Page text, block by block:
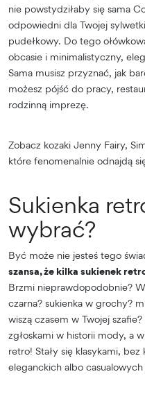
nie powstydziłaby się sama
odpowiedni dla Twojej
pudełkowy. Do tego
obcasie i minimalistyczny,
Sama musisz przyznać, jak
możesz pójść do pracy,
rodzinną imprezę.
Zobacz kozaki Jenny Fairy,
które fenomenalnie odnajdą
Sukienka
wybrać?
Być może nie jesteś tego
szansa, że kilka sukienek
Brzmi nieprawdopodobnie?
czarna? sukienka w grochy?
wiszą czasem w Twojej
zgłoskami w historii mody, a
retro! Stały się klasykami,
eleganckich albo casualowych